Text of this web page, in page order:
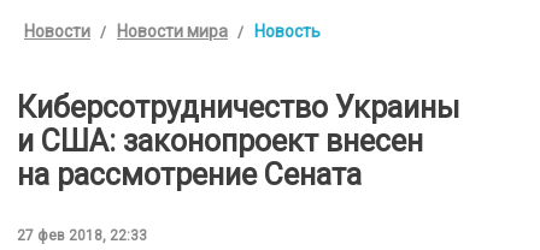
Новости Новости мира Новость
Киберсотрудничество Украины
и США: законопроект внесен
на рассмотрение Сената
27 фев 2018, 22:33